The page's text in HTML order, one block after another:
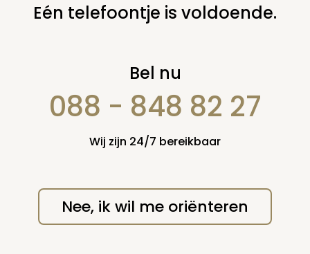
U bent hier: home nieuws & agenda nieuws verstandelijk
beperkte peter dibbets geeft presentatie over uitvaarten
Verstandelijk
beperkte Peter
Dibbets geeft
presentatie over
uitvaarten
vrijdag 14 april 2017
Eén telefoontje is voldoende.
Bel nu
088 - 848 82 27
Wij zijn 24/7 bereikbaar
Nee, ik wil me oriënteren